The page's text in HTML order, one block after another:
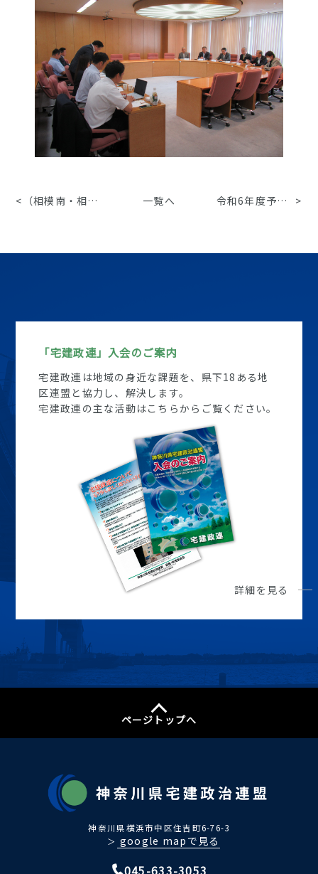
< （相模南・相模北地区連盟）令和6年度予算要望活動について（9） 一覧へ 令和6年度予算要望活動について（7） >
「宅建政連」入会のご案内
宅建政連は地域の身近な課題を、県下18ある地
区連盟と協力し、解決します。
宅建政連の主な活動はこちらからご覧ください。
詳細を見る
ページトップへ
神奈川県横浜市中区住吉町6-76-3
＞ google mapで見る
045-633-3053